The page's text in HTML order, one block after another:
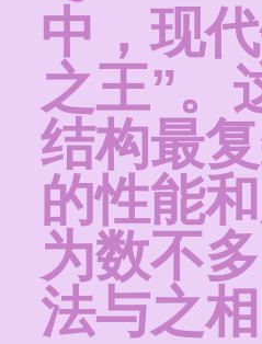
中，现
之王”。
结构最
的性能
为数不
法与之相